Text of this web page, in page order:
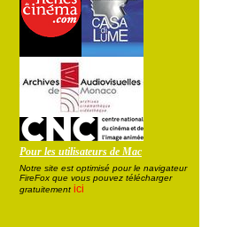
Pour les utilisateurs de Mac
Notre site est optimisé pour le navigateur
FireFox que vous pouvez télécharger
gratuitement ici